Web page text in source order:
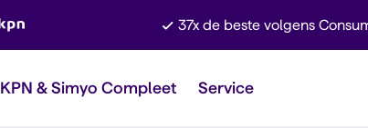
37x de beste volgens
KPN & Simyo Compleet Service